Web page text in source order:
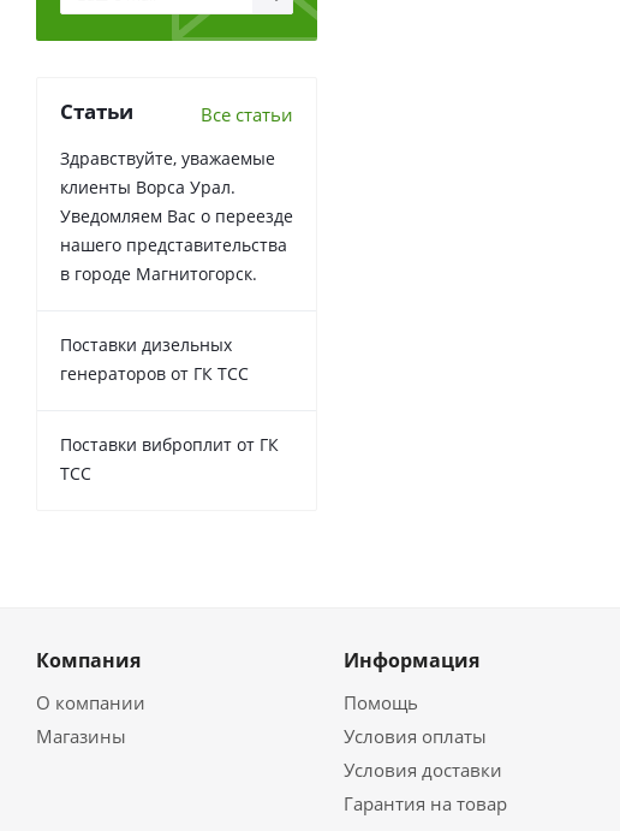
Статьи Все статьи
Здравствуйте, уважаемые
клиенты Ворса Урал.
Уведомляем Вас о переезде
нашего представительства
в городе Магнитогорск.
Поставки дизельных
генераторов от ГК ТСС
Поставки виброплит от ГК
ТСС
Компания
О компании
Магазины
Информация
Помощь
Условия оплаты
Условия доставки
Гарантия на товар